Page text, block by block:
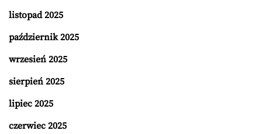
listopad 2025
październik 2025
wrzesień 2025
sierpień 2025
lipiec 2025
czerwiec 2025